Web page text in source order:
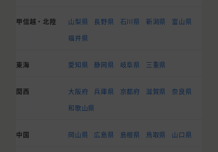
甲信越・北陸 山梨県 長野県 石川県 新潟県
富山県
福井県
東海 愛知県 静岡県 岐阜県 三重県
関西 大阪府 兵庫県 京都府 滋賀県
奈良県
和歌山県
中国 岡山県 広島県 島根県 鳥取県 山口県